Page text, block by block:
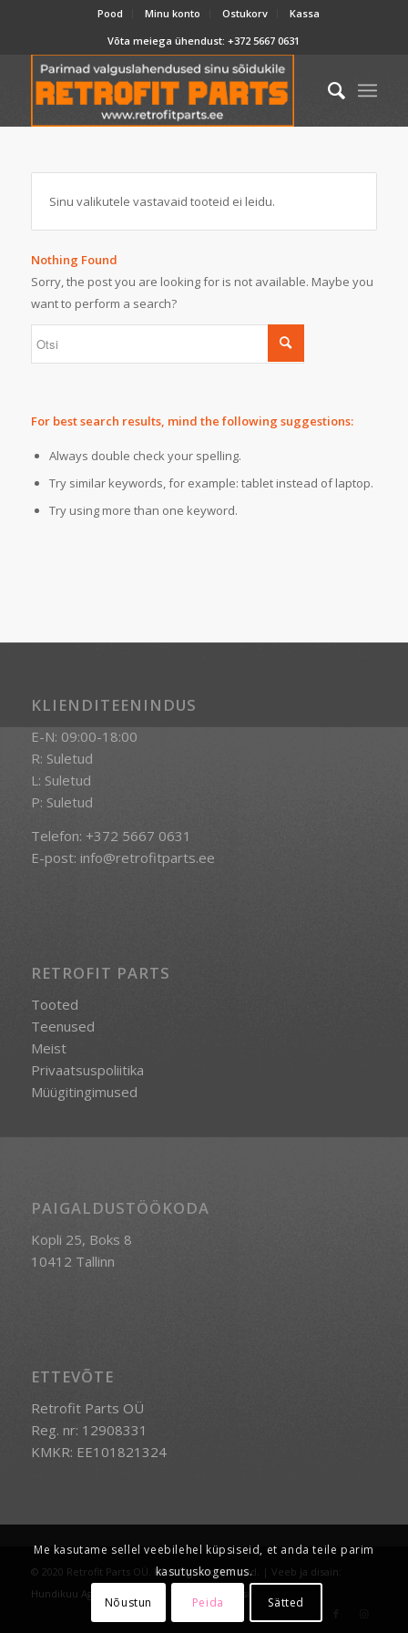
Pood Minu konto Ostukorv
Kassa
Võta meiega ühendust:+372 5667 0631
Sinu valikutele vastavaid tooteid ei leidu.
Nothing Found
Sorry, the post you are looking for is not available. Maybe you
want to perform a search?
For best search results, mind the following suggestions:
Always double check your spelling.
Try similar keywords, for example: tablet instead of laptop.
Try using more than one keyword.
KLIENDITEENINDUS
E-N: 09:00-18:00
R: Suletud
L: Suletud
P: Suletud
Telefon: +372 5667 0631
E-post: info@retrofitparts.ee
RETROFIT PARTS
Tooted
Teenused
Meist
Privaatsuspoliitika
Müügitingimused
PAIGALDUSTÖÖKODA
Kopli 25, Boks 8
10412 Tallinn
ETTEVÕTE
Retrofit Parts OÜ
Reg. nr: 12908331
KMKR: EE101821324
© 2020 Retrofit Parts OÜ. Kõik õigused kaitstud. | Veeb ja disain:
Hundikuu Agentuur
Enfold Theme by Kriesi
Me kasutame sellel veebilehel küpsiseid, et anda teile parim
kasutuskogemus.
Nõustun
Peida Sätted